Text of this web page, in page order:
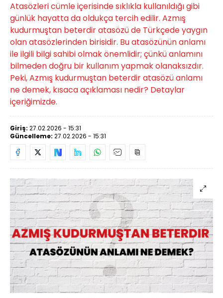
Atasözleri cümle içerisinde sıklıkla kullanıldığı gibi
günlük hayatta da oldukça tercih edilir. Azmış
kudurmuştan beterdir atasözü de Türkçede yaygın
olan atasözlerinden birisidir. Bu atasözünün anlamı
ile ilgili bilgi sahibi olmak önemlidir; çünkü anlamını
bilmeden doğru bir kullanım yapmak olanaksızdır.
Peki, Azmış kudurmuştan beterdir atasözü anlamı
ne demek, kısaca açıklaması nedir? Detaylar
içeriğimizde.
Giriş: 27.02.2026 - 15:31
Güncelleme: 27.02.2026 - 15:31